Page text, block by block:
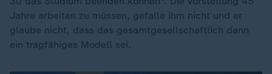
Jahre arbeiten zu müssen, gefalle ihm nicht und er
glaube nicht, dass das gesamtgesellschaftlich dann
ein tragfähiges Modell sei.